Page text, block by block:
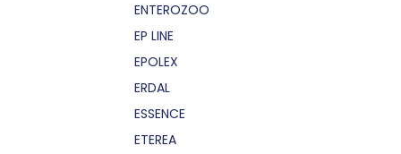
ENTEROZOO
EP LINE
EPOLEX
ERDAL
ESSENCE
ETEREA